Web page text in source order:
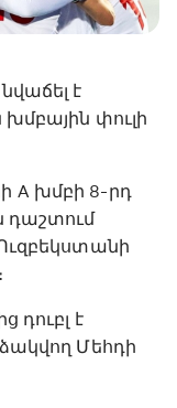
է
փուլի
A խմբի 8-րդ
դաշտում
դուբլ է
Մեհդի